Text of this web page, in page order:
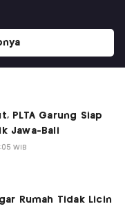
PLTA Garung Siap
Jawa-Bali
WIB
Rumah Tidak Licin